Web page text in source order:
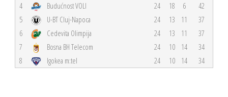
4
Budućnost VOLI 24 18 6
42
5
U-BT Cluj-Napoca 24 13 11
37
6
Cedevita Olimpija 24 13 11
37
7
Bosna BH Telecom 24 10 14
34
8
Igokea m:tel 24 10 14 34